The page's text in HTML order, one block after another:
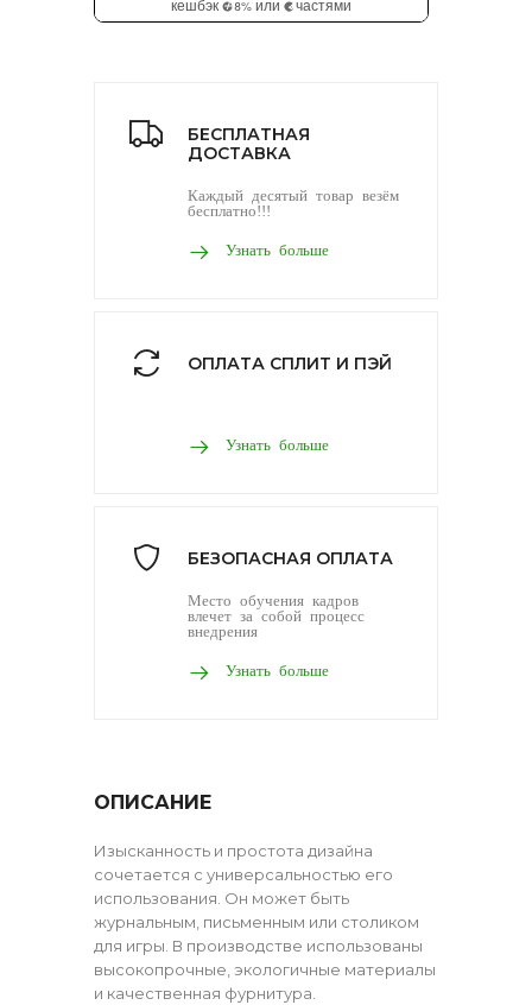
БЕСПЛАТНАЯ
ДОСТАВКА
Каждый десятый товар везём
бесплатно!!!
Узнать больше
ОПЛАТА СПЛИТ И ПЭЙ
Узнать больше
БЕЗОПАСНАЯ ОПЛАТА
Место обучения кадров
влечет за собой процесс
внедрения
Узнать больше
ОПИСАНИЕ
Изысканность и простота дизайна
сочетается с универсальностью его
использования. Он может быть
журнальным, письменным или столиком
для игры. В производстве использованы
высокопрочные, экологичные материалы
и качественная фурнитура.